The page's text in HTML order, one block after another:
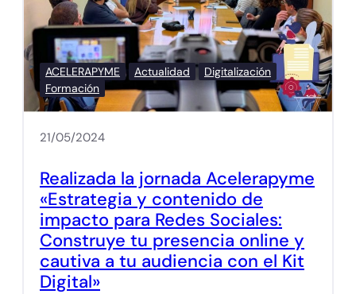
ACELERAPYME Actualidad
Digitalización
Formación
21/05/2024
Realizada la jornada Acelerapyme
«Estrategia y contenido de
impacto para Redes Sociales:
Construye tu presencia online y
cautiva a tu audiencia con el Kit
Digital»